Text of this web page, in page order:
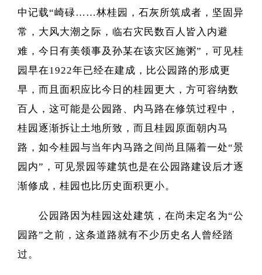
中记载“崎碌……林桂园，石灰所筑成者，坚固异
常，大风大潮之际，临右灾民数百人皆入内避
难，今日有美领事及孙某在该灾区施粥”，可见桂
园早在1922年已经在建成，比公园路的形成更
早，而且面积应比今日的桂园更大，方可容纳数
百人，这可能是公园路、内马路在修筑过程中，
桂园逐渐拆让土地所致，而且桂园原面朝内马
路，如今桂园与当年内马路之间尚且隔着一处“景
园内”，可见景园等建筑也是在公园路建设后才逐
渐修成，桂园也比历史面积更小。
公园路因为桂园这处建筑，在尚未定名为“公
园路”之前，这条道路就有不少历史名人曾经踏
过。